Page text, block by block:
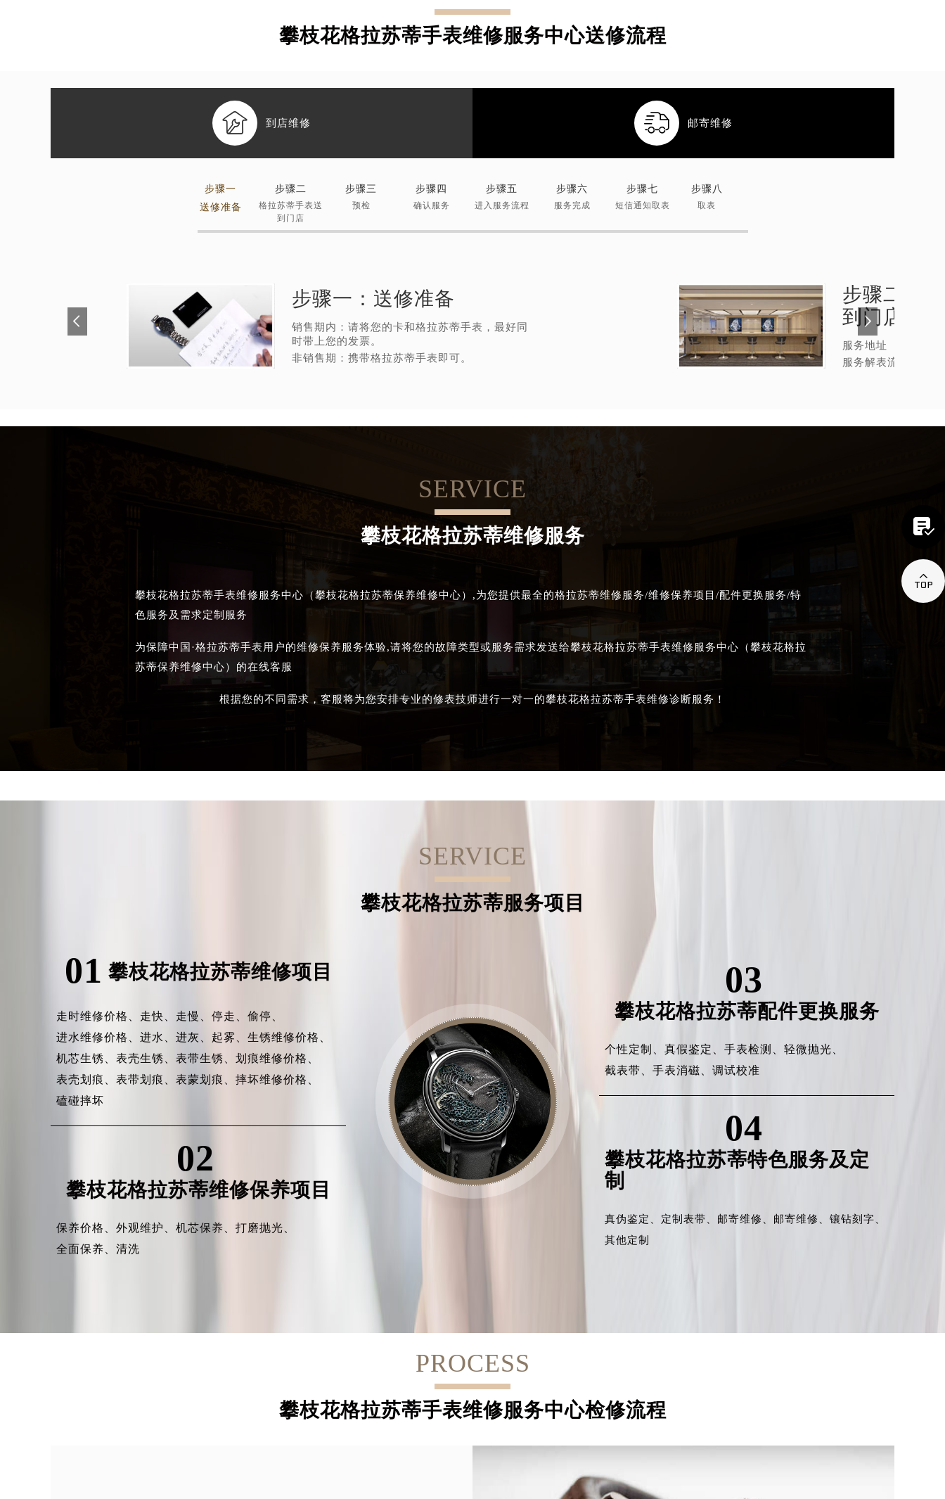
攀枝花格拉苏蒂手表维修服务中心送修流程
 到店维修  邮寄维修
步骤一
送修准备
步骤二
格拉苏蒂手表送
到门店
步骤三
预检
步骤四
确认服务
步骤五
进入服务流程
步骤六
服务完成
步骤七
短信通知取表
步骤八
取表
步骤一： 送修准备
销售期内：请将您的卡和格拉苏蒂手表，最好同
时带上您的发票。
非销售期：携带格拉苏蒂手表即可。
步骤二：
到门店
服务地址
服务解表流程
SERVICE
攀枝花格拉苏蒂维修服务
攀枝花格拉苏蒂手表维修服务中心（攀枝花格拉苏蒂保养维修中心）,为您提供最全的格拉苏蒂维修服务/维修保养项目/配件更换服务/特
色服务及需求定制服务
为保障中国·格拉苏蒂手表用户的维修保养服务体验,请将您的故障类型或服务需求发送给攀枝花格拉苏蒂手表维修服务中心（攀枝花格拉
苏蒂保养维修中心）的在线客服
根据您的不同需求，客服将为您安排专业的修表技师进行一对一的攀枝花格拉苏蒂手表维修诊断服务！
SERVICE
攀枝花格拉苏蒂服务项目
01 攀枝花格拉苏蒂维修项目
走时维修价格、 走快、 走慢、停走、偷停、
进水维修价格、进水、进灰、 起雾、生锈维修价格、
机芯生锈、表壳生锈、表带生锈、划痕维修价格、
表壳划痕、表带划痕、表蒙划痕、摔坏维修价格、
磕碰摔坏
02
攀枝花格拉苏蒂维修保养项目
保养价格、外观维护、机芯保养、打磨抛光、
全面保养、清洗
03
攀枝花格拉苏蒂配件更换服务
个性定制、真假鉴定、手表检测、轻微抛光、
截表带、手表消磁、调试校准
04
攀枝花格拉苏蒂特色服务及定
制
真伪鉴定、 定制表带、 邮寄维修、 邮寄维修、镶钻刻字、
其他定制
PROCESS
攀枝花格拉苏蒂手表维修服务中心检修流程

